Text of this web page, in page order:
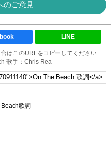
のご意見
LINE
はこのURLをコピーしてください
歌手：Chris Rea
Beach歌詞